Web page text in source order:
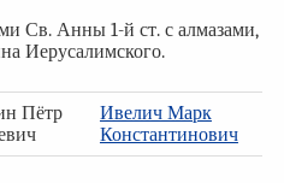
Св. Анны 1-й ст. с алмазами,
Иерусалимского.
Пётр
Ивелич Марк
Константинович